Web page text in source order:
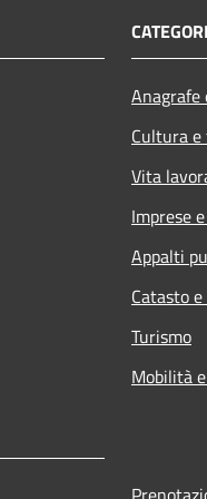
Cultura
Vita
Imprese
Appalti
Catasto
Turismo
Mobilità